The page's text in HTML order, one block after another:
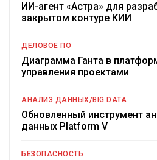
ИИ-агент «Астра» для
закрытом контуре КИИ
ДЕЛОВОЕ ПО
Диаграмма Ганта в
управления проектами
АНАЛИЗ ДАННЫХ/BIG DATA
Обновленный инструмент
данных Platform V
БЕЗОПАСНОСТЬ